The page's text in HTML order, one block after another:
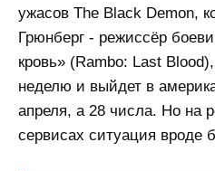
ужасов The Black Demon,
Грюнберг - режиссёр
кровь» (Rambo: Last
неделю и выйдет в
апреля, а 28 числа. Но на
сервисах ситуация вроде